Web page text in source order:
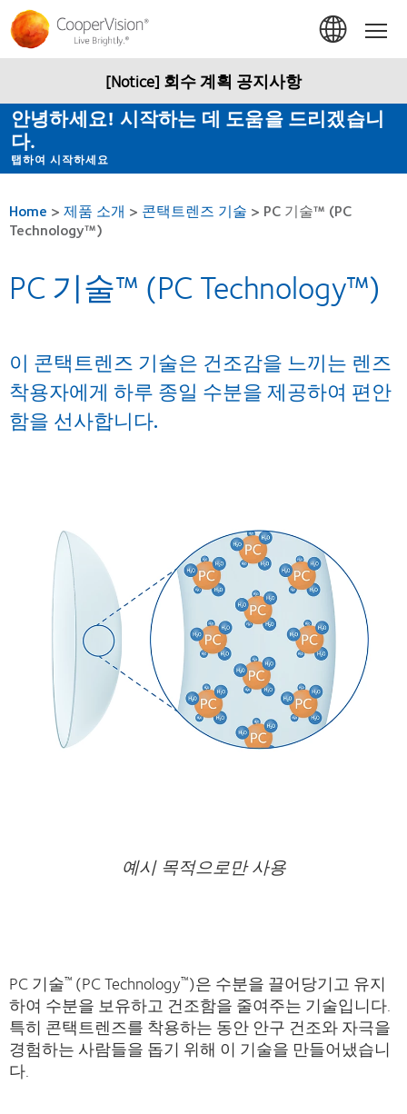
요
콘
텐
건
너
뛰
기
[Notice] 회수 계획 공지사항
안녕하세요! 시작하는 데 도움을 드리겠습니
다.
탭하여 시작하세요
Home > 제품 소개 > 콘택트렌즈 기술 > PC 기술™ (PC
Technology™)
PC 기술™ (PC Technology™)
이 콘택트렌즈 기술은 건조감을 느끼는 렌즈
착용자에게 하루 종일 수분을 제공하여 편안
함을 선사합니다.
예시 목적으로만 사용
PC 기술™ (PC Technology™)은 수분을 끌어당기고 유지
하여 수분을 보유하고 건조함을 줄여주는 기술입니다.
특히 콘택트렌즈를 착용하는 동안 안구 건조와 자극을
경험하는 사람들을 돕기 위해 이 기술을 만들어냈습니
다.